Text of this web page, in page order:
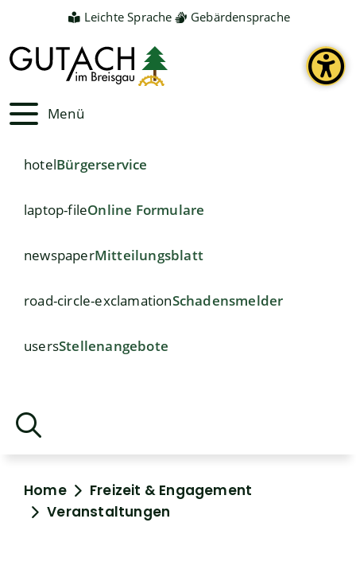
Leichte Sprache Gebärdensprache
Menü
hotelBürgerservice
laptop-fileOnline Formulare
newspaperMitteilungsblatt
road-circle-exclamationSchadensmelder
usersStellenangebote
Home
Freizeit & Engagement
Veranstaltungen